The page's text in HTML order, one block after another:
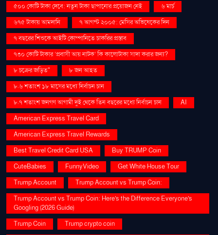
৫০০ কোটি টাকা দেবে: নতুন টাকা ছাপানোর প্রয়োজন নেই
৬ মার্চ
৬৭৫ টাকায় আমদানি
৭ আগস্ট ২০০৫: মেসির অভিষেকের দিন
৭ বছরের শিশুকে আইটি কোম্পানিতে চাকরির প্রস্তাব
৭৩০ কোটি টাকার ‘প্রবাসী আয় নাটক’ কি কালোটাকা সাদা করার জন্য?
৮ চক্রের জড়িত"
৮ জন আহত
৮.৬ শতাংশ ১৮ মাসের মধ্যে নির্বাচন চান
৮.৭ শতাংশ জনগণ আগামী দুই থেকে তিন বছরের মধ্যে নির্বাচন চান
AI
American Express Travel Card
American Express Travel Rewards
Best Travel Credit Card USA
Buy TRUMP Coin
CuteBabies
FunnyVideo
Get White House Tour
Trump Account
Trump Account vs Trump Coin:
Trump Account vs Trump Coin: Here's the Difference Everyone's
Googling (2026 Guide)
Trump Coin
Trump crypto coin